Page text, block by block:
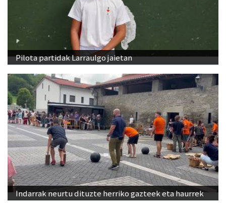
Pilota partidak Larraulgo jaietan
Indarrak neurtu dituzte herriko gazteek eta haurrek